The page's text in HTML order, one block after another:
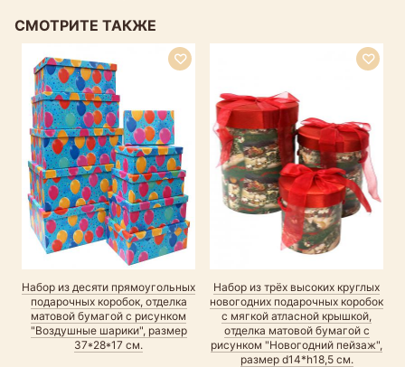
СМОТРИТЕ ТАКЖЕ
Набор из десяти прямоугольных
подарочных коробок, отделка
матовой бумагой с рисунком
"Воздушные шарики", размер
37*28*17 см.
Набор из трёх высоких круглых
новогодних подарочных коробок
с мягкой атласной крышкой,
отделка матовой бумагой с
рисунком "Новогодний пейзаж",
размер d14*h18,5 см.